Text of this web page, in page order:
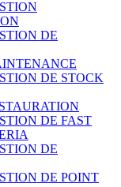
DE
DE STOCK
DE FAST
DE
DE POINT